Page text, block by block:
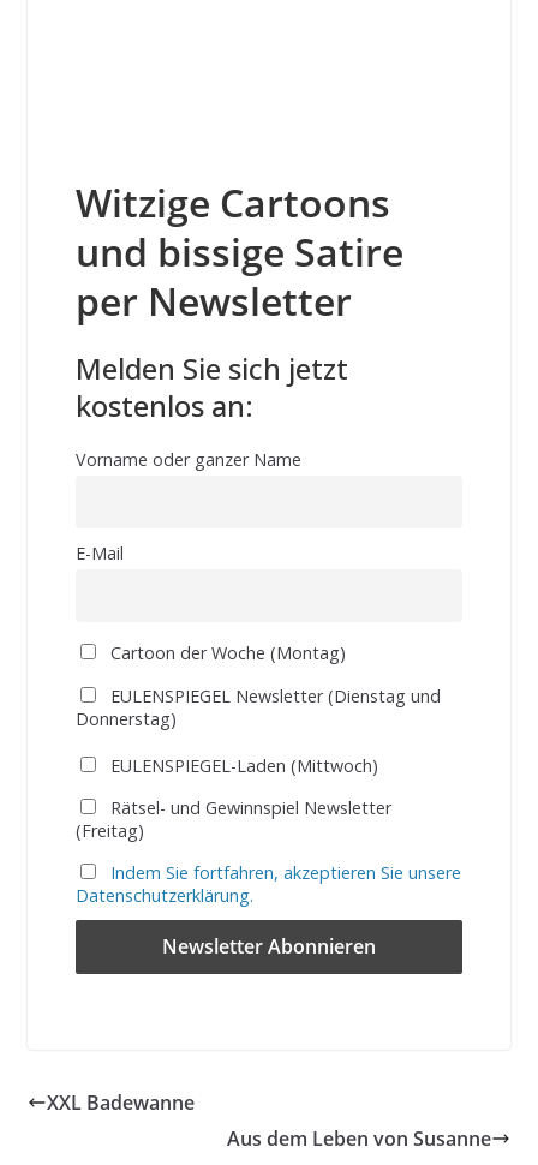
Witzige Cartoons
und bissige Satire
per Newsletter
Melden Sie sich jetzt
kostenlos an:
Vorname oder ganzer Name
E-Mail
Cartoon der Woche (Montag)
EULENSPIEGEL Newsletter (Dienstag und
Donnerstag)
EULENSPIEGEL-Laden (Mittwoch)
Rätsel- und Gewinnspiel Newsletter
(Freitag)
Indem Sie fortfahren, akzeptieren Sie unsere
Datenschutzerklärung.
XXL Badewanne
Aus dem Leben von Susanne